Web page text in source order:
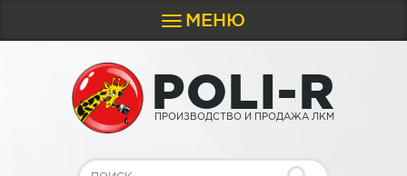
Toggle
navigation
МЕНЮ
POLI-R
ПРОИЗВОДСТВО И ПРОДАЖА ЛКМ